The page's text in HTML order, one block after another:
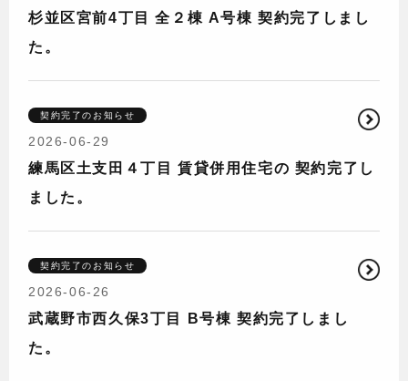
杉並区宮前4丁目 全２棟 A号棟 契約完了しまし
た。
契約完了のお知らせ
2026-06-29
練馬区土支田４丁目 賃貸併用住宅の 契約完了し
ました。
契約完了のお知らせ
2026-06-26
武蔵野市西久保3丁目 B号棟 契約完了しまし
た。